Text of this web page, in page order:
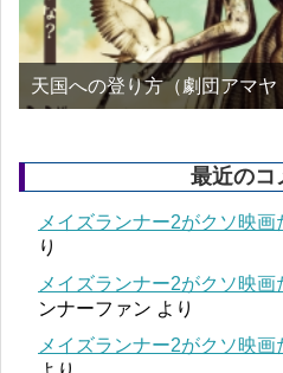
天国への登り方（劇団アマ
最近のコ
メイズランナー2がクソ映画
り
メイズランナー2がクソ映画
ンナーファン より
メイズランナー2がクソ映画